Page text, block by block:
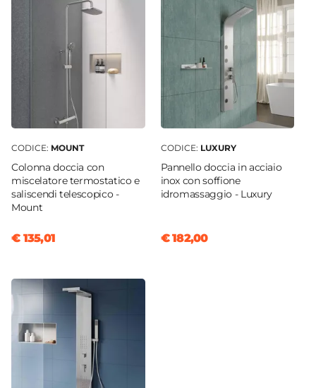
Si - Pulizia Facilitata
Sistema Di Apertura
Colore Maniglie O Pomelli
Cromo
Filopavimento
Su piatto doccia
CODICE: MOUNT
Colonna doccia con
miscelatore termostatico e
saliscendi telescopico -
Mount
€ 135,01
CODICE: LUXURY
Pannello doccia in acciaio
inox con soffione
idromassaggio - Luxury
€ 182,00